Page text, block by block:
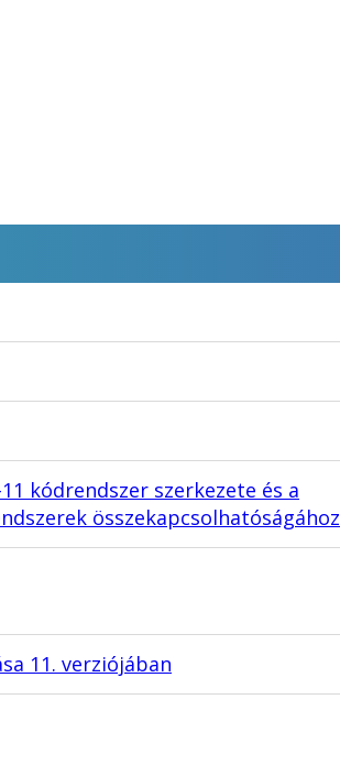
kódrendszer szerkezete és a
összekapcsolhatóságához
11. verziójában